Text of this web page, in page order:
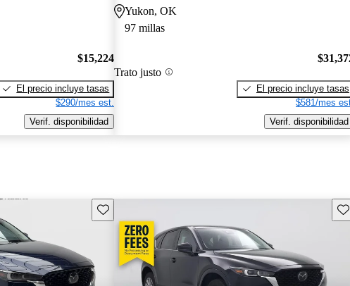
$15,224
El precio incluye tasas
$290/mes est.
Verif. disponibilidad
Yukon, OK
97 millas
Trato justo
El precio incluye tasas
$581/mes
Verif. disponibilidad
Guarda este Aviso